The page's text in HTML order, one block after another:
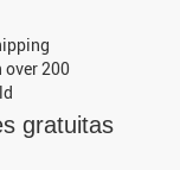
200
gratuitas